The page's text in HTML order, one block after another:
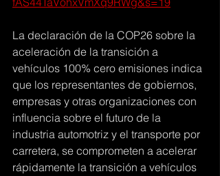
La declaración de la COP26 sobre la
aceleración de la transición a
vehículos 100% cero emisiones indica
que los representantes de gobiernos,
empresas y otras organizaciones con
influencia sobre el futuro de la
industria automotriz y el transporte por
carretera, se comprometen a acelerar
rápidamente la transición a vehículos